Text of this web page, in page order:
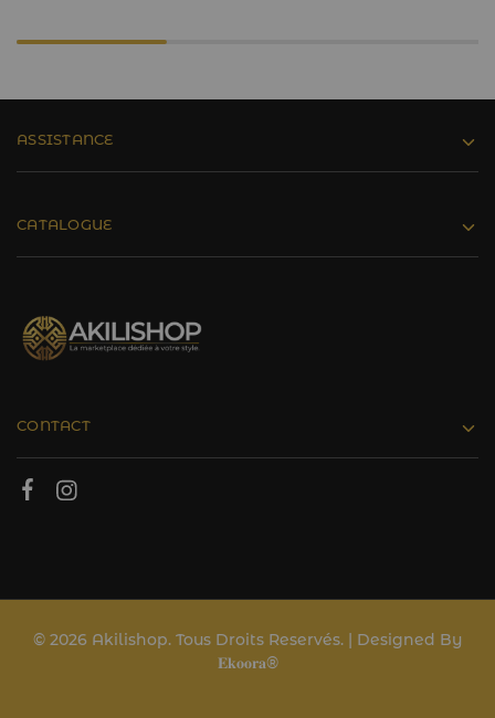
ASSISTANCE
CATALOGUE
CONTACT
© 2026 Akilishop. Tous Droits Reservés. | Designed By
𝐄𝐤𝐨𝐨𝐫𝐚®